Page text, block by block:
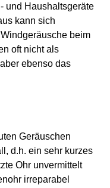
und Haushaltsgeräte
kann sich
beim
oft nicht als
ebenso das
Geräuschen
d.h. ein sehr kurzes
Ohr unvermittelt
irreparabel